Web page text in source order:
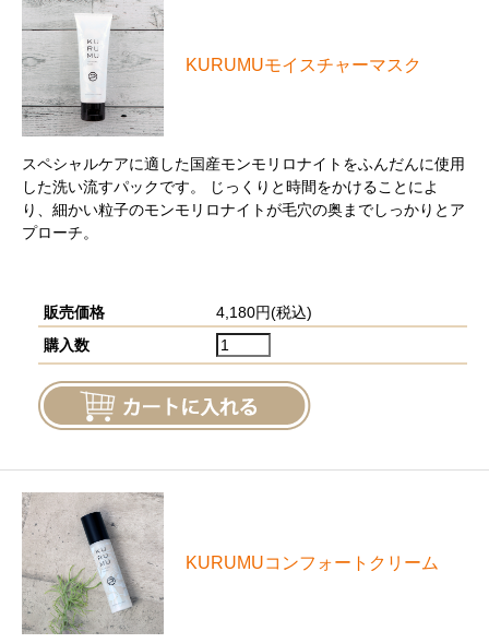
KURUMUモイスチャーマスク
スペシャルケアに適した国産モンモリロナイトをふんだんに使用
した洗い流すパックです。 じっくりと時間をかけることによ
り、細かい粒子のモンモリロナイトが毛穴の奥までしっかりとア
プローチ。
販売価格
4,180円(税込)
購入数
KURUMUコンフォートクリーム